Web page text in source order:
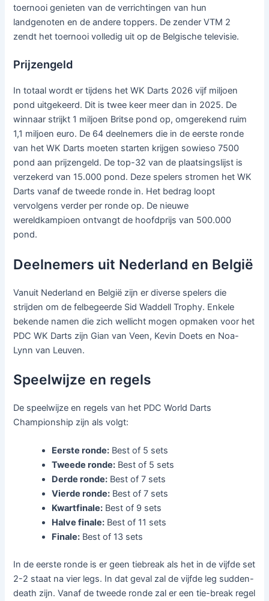
toernooi genieten van de verrichtingen van hun
landgenoten en de andere toppers. De zender VTM 2
zendt het toernooi volledig uit op de Belgische televisie.
Prijzengeld
In totaal wordt er tijdens het WK Darts 2026 vijf miljoen
pond uitgekeerd. Dit is twee keer meer dan in 2025. De
winnaar strijkt 1 miljoen Britse pond op, omgerekend ruim
1,1 miljoen euro. De 64 deelnemers die in de eerste ronde
van het WK Darts moeten starten krijgen sowieso 7500
pond aan prijzengeld. De top-32 van de plaatsingslijst is
verzekerd van 15.000 pond. Deze spelers stromen het WK
Darts vanaf de tweede ronde in. Het bedrag loopt
vervolgens verder per ronde op. De nieuwe
wereldkampioen ontvangt de hoofdprijs van 500.000
pond.
Deelnemers uit Nederland en België
Vanuit Nederland en België zijn er diverse spelers die
strijden om de felbegeerde Sid Waddell Trophy. Enkele
bekende namen die zich wellicht mogen opmaken voor het
PDC WK Darts zijn Gian van Veen, Kevin Doets en Noa-
Lynn van Leuven.
Speelwijze en regels
De speelwijze en regels van het PDC World Darts
Championship zijn als volgt:
Eerste ronde: Best of 5 sets
Tweede ronde: Best of 5 sets
Derde ronde: Best of 7 sets
Vierde ronde: Best of 7 sets
Kwartfinale: Best of 9 sets
Halve finale: Best of 11 sets
Finale: Best of 13 sets
In de eerste ronde is er geen tiebreak als het in de vijfde set
2-2 staat na vier legs. In dat geval zal de vijfde leg sudden-
death zijn. Vanaf de tweede ronde zal er een tie-break regel